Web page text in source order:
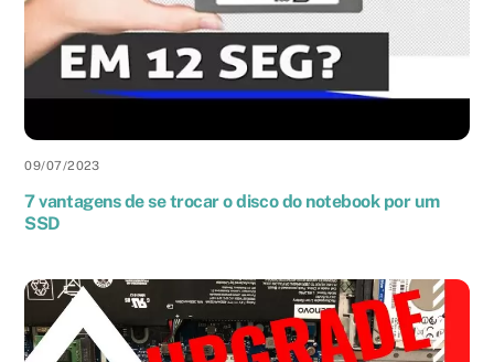
09/07/2023
7 vantagens de se trocar o disco do notebook por um
SSD